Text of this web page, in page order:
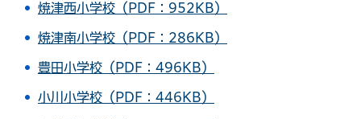
焼津西小学校（PDF：952KB）
焼津南小学校（PDF：286KB）
豊田小学校（PDF：496KB）
小川小学校（PDF：446KB）